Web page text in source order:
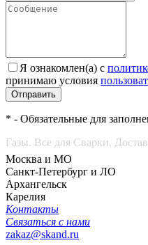
Я ознакомлен(а) с
принимаю условия
Отправить
* - Обязательные для
Газы. Все для Сварки.
Москва и МО
Санкт-Петербург и ЛО
Архангельск
Карелия
Контакты
Связаться с нами
zakaz@skand.ru